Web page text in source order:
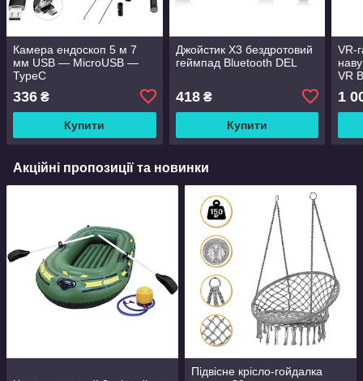
Камера ендоскоп 5 м 7
мм USB — MicroUSB —
TypeC
336 ₴
Купити
Джойстик X3 бездротовий
геймпад Bluetooth DEL
418₴
Купити
VR-
VR
для
1
Акційні пропозиції та новинки
Підвісне крісло-гойдалка